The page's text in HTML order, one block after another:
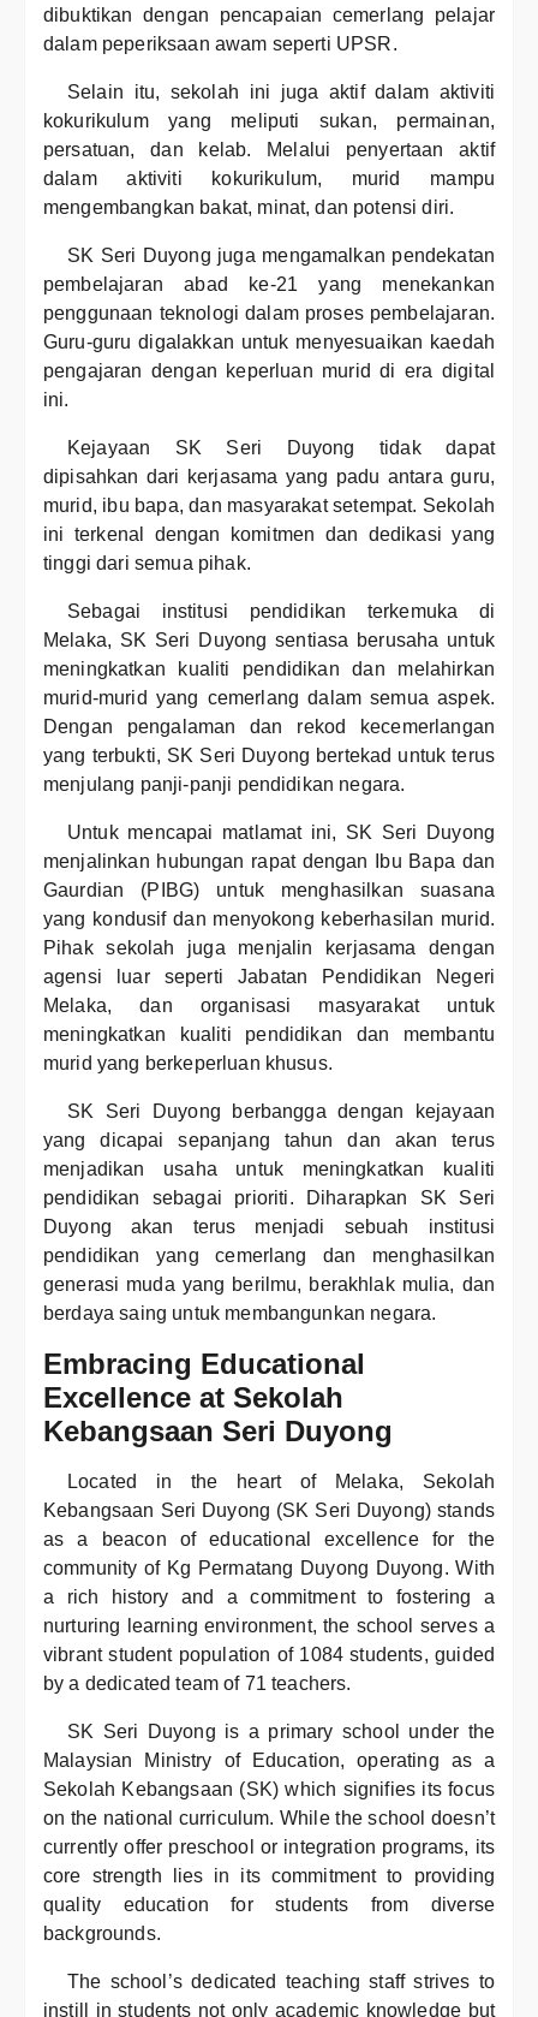
dibuktikan dengan pencapaian cemerlang pelajar
dalam peperiksaan awam seperti UPSR.
Selain itu, sekolah ini juga aktif dalam aktiviti
kokurikulum yang meliputi sukan, permainan,
persatuan, dan kelab. Melalui penyertaan aktif
dalam aktiviti kokurikulum, murid mampu
mengembangkan bakat, minat, dan potensi diri.
SK Seri Duyong juga mengamalkan pendekatan
pembelajaran abad ke-21 yang menekankan
penggunaan teknologi dalam proses pembelajaran.
Guru-guru digalakkan untuk menyesuaikan kaedah
pengajaran dengan keperluan murid di era digital
ini.
Kejayaan SK Seri Duyong tidak dapat
dipisahkan dari kerjasama yang padu antara guru,
murid, ibu bapa, dan masyarakat setempat. Sekolah
ini terkenal dengan komitmen dan dedikasi yang
tinggi dari semua pihak.
Sebagai institusi pendidikan terkemuka di
Melaka, SK Seri Duyong sentiasa berusaha untuk
meningkatkan kualiti pendidikan dan melahirkan
murid-murid yang cemerlang dalam semua aspek.
Dengan pengalaman dan rekod kecemerlangan
yang terbukti, SK Seri Duyong bertekad untuk terus
menjulang panji-panji pendidikan negara.
Untuk mencapai matlamat ini, SK Seri Duyong
menjalinkan hubungan rapat dengan Ibu Bapa dan
Gaurdian (PIBG) untuk menghasilkan suasana
yang kondusif dan menyokong keberhasilan murid.
Pihak sekolah juga menjalin kerjasama dengan
agensi luar seperti Jabatan Pendidikan Negeri
Melaka, dan organisasi masyarakat untuk
meningkatkan kualiti pendidikan dan membantu
murid yang berkeperluan khusus.
SK Seri Duyong berbangga dengan kejayaan
yang dicapai sepanjang tahun dan akan terus
menjadikan usaha untuk meningkatkan kualiti
pendidikan sebagai prioriti. Diharapkan SK Seri
Duyong akan terus menjadi sebuah institusi
pendidikan yang cemerlang dan menghasilkan
generasi muda yang berilmu, berakhlak mulia, dan
berdaya saing untuk membangunkan negara.
Embracing Educational
Excellence at Sekolah
Kebangsaan Seri Duyong
Located in the heart of Melaka, Sekolah
Kebangsaan Seri Duyong (SK Seri Duyong) stands
as a beacon of educational excellence for the
community of Kg Permatang Duyong Duyong. With
a rich history and a commitment to fostering a
nurturing learning environment, the school serves a
vibrant student population of 1084 students, guided
by a dedicated team of 71 teachers.
SK Seri Duyong is a primary school under the
Malaysian Ministry of Education, operating as a
Sekolah Kebangsaan (SK) which signifies its focus
on the national curriculum. While the school doesn’t
currently offer preschool or integration programs, its
core strength lies in its commitment to providing
quality education for students from diverse
backgrounds.
The school’s dedicated teaching staff strives to
instill in students not only academic knowledge but